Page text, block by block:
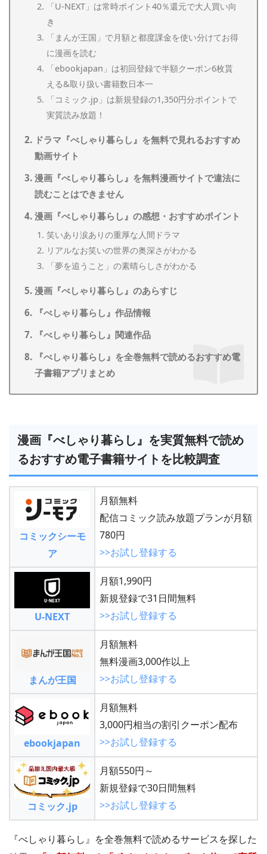
「U-NEXT」は常時ポイント40％還元で大人買い向
き
「まんが王国」で月額と都度課金を使い分けてお得
に漫画を読む
「ebookjapan」は初回登録で半額クーポン6枚貰
える&取り扱い書籍数日本一
「コミック.jp」は新規登録の1,350円分ポイントで
実質読み放題！
ドラマ『べしゃり暮らし』を無料で見れるおすすめ
動画サイト
漫画『べしゃり暮らし』を無料漫画サイトで違法に
読むことはできません
漫画『べしゃり暮らし』の感想・おすすめポイント
笑いあり涙ありの重厚な人間ドラマ
リアルなお笑いの世界の奥深さがわかる
「夢を追うこと」の素晴らしさがわかる
漫画『べしゃり暮らし』のあらすじ
『べしゃり暮らし』作品情報
『べしゃり暮らし』関連作品
『べしゃり暮らし』を全巻無料で読めるおすすめ電
子書籍アプリまとめ
漫画『べしゃり暮らし』を実質無料で読め
るおすすめ電子書籍サイトを比較調査
コミックシーモ
ア
月額無料
配信コミック読み放題プランが月額
780円
>>お試し登録する
U-NEXT
月額1,990円
新規登録で31日間無料
>>お試し登録する
まんが王国
月額無料
無料漫画3,000作以上
>>お試し登録する
ebookjapan
月額無料
3,000円相当の割引クーポン配布
>>お試し登録する
コミック.jp
月額550円～
新規登録で30日間無料
>>お試し登録する
『べしゃり暮らし』を全巻無料で読めるサービスを探した